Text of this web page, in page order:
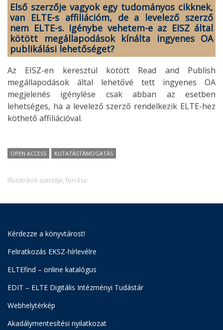
Első szerzője vagyok egy tudományos cikknek,
van ELTE-s affiliációm, de a levelező szerző
nem ELTE-s. Igénybe vehetem-e az EISZ által
kötött megállapodások kínálta ingyenes OA
publikálási lehetőséget?
Az EISZ-en keresztül kötött Read and Publish
megállapodások által lehetővé tett ingyenes OA
megjelenés igénylése csak abban az esetben
lehetséges, ha a levelező szerző rendelkezik ELTE-hez
köthető affiliációval.
OPEN ACCESS KUTATÁSTÁMOGATÁS
Illusztráció szerzője, forrása:
Kérdezze a könyvtárost!
Feliratkozás EKSZ-hírlevélre
ELTEfind – online katalógus
EDIT – ELTE Digitális Intézményi Tudástár
Webhelytérkép
Akadálymentesítési nyilatkozat